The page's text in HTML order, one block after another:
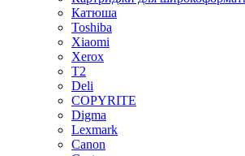
Катюша
Toshiba
Xiaomi
Xerox
T2
Deli
COPYRITE
Digma
Lexmark
Canon